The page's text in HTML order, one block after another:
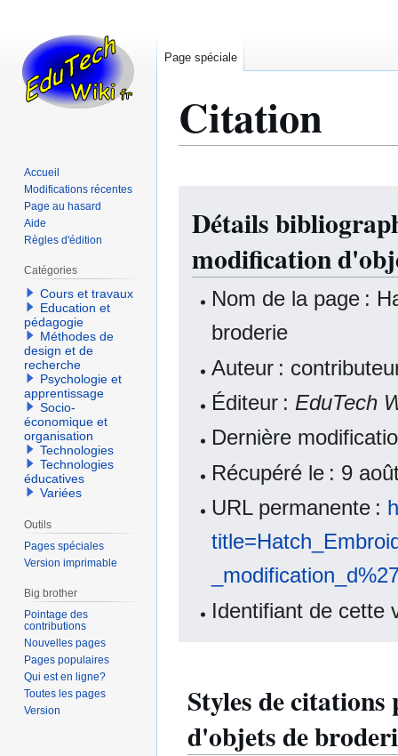
Citation
navigation
recherche
Détails
modification
Nom de la page :
broderie
Auteur :
Éditeur : EduTech
Dernière
Récupéré le : 9
URL permanente :
Identifiant de cette
Styles de
d'objets de
Page spéciale
Accueil
Modifications récentes
Page au hasard
Aide
Règles d'édition
Catégories
Cours et travaux
Education et
pédagogie
Méthodes de
design et de
recherche
Psychologie et
apprentissage
Socio-
économique et
organisation
Technologies
Technologies
éducatives
Variées
Outils
Pages spéciales
Version imprimable
Big brother
Pointage des
contributions
Nouvelles pages
Pages populaires
Qui est en ligne?
Toutes les pages
Version